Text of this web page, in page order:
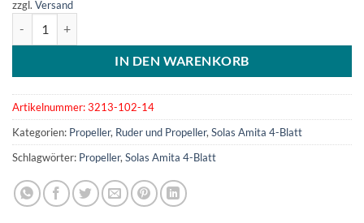
zzgl. Versand
IN DEN WARENKORB
Artikelnummer:3213-102-14
Kategorien: Propeller, Ruder und Propeller, Solas Amita 4-Blatt
Schlagwörter: Propeller, Solas Amita 4-Blatt